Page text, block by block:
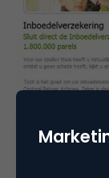
Verder is er
ingezet.